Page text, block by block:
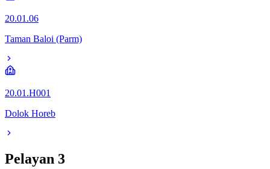
20.01.06
Taman Baloi (Parm)
20.01.H001
Dolok Horeb
Pelayan 3